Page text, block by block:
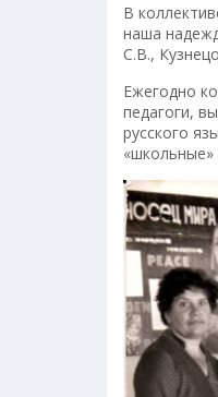
В
наша
С.В.,
Ежегодно
педагоги,
русского
«школьные»